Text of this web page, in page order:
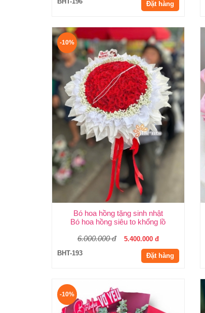
Đặt hàng
-10%
Bó hoa hồng tặng sinh nhật
Bó hoa hồng siêu to khổng lồ
6.000.000 đ
5.400.000 đ
BHT-193
Đặt hàng
-10%